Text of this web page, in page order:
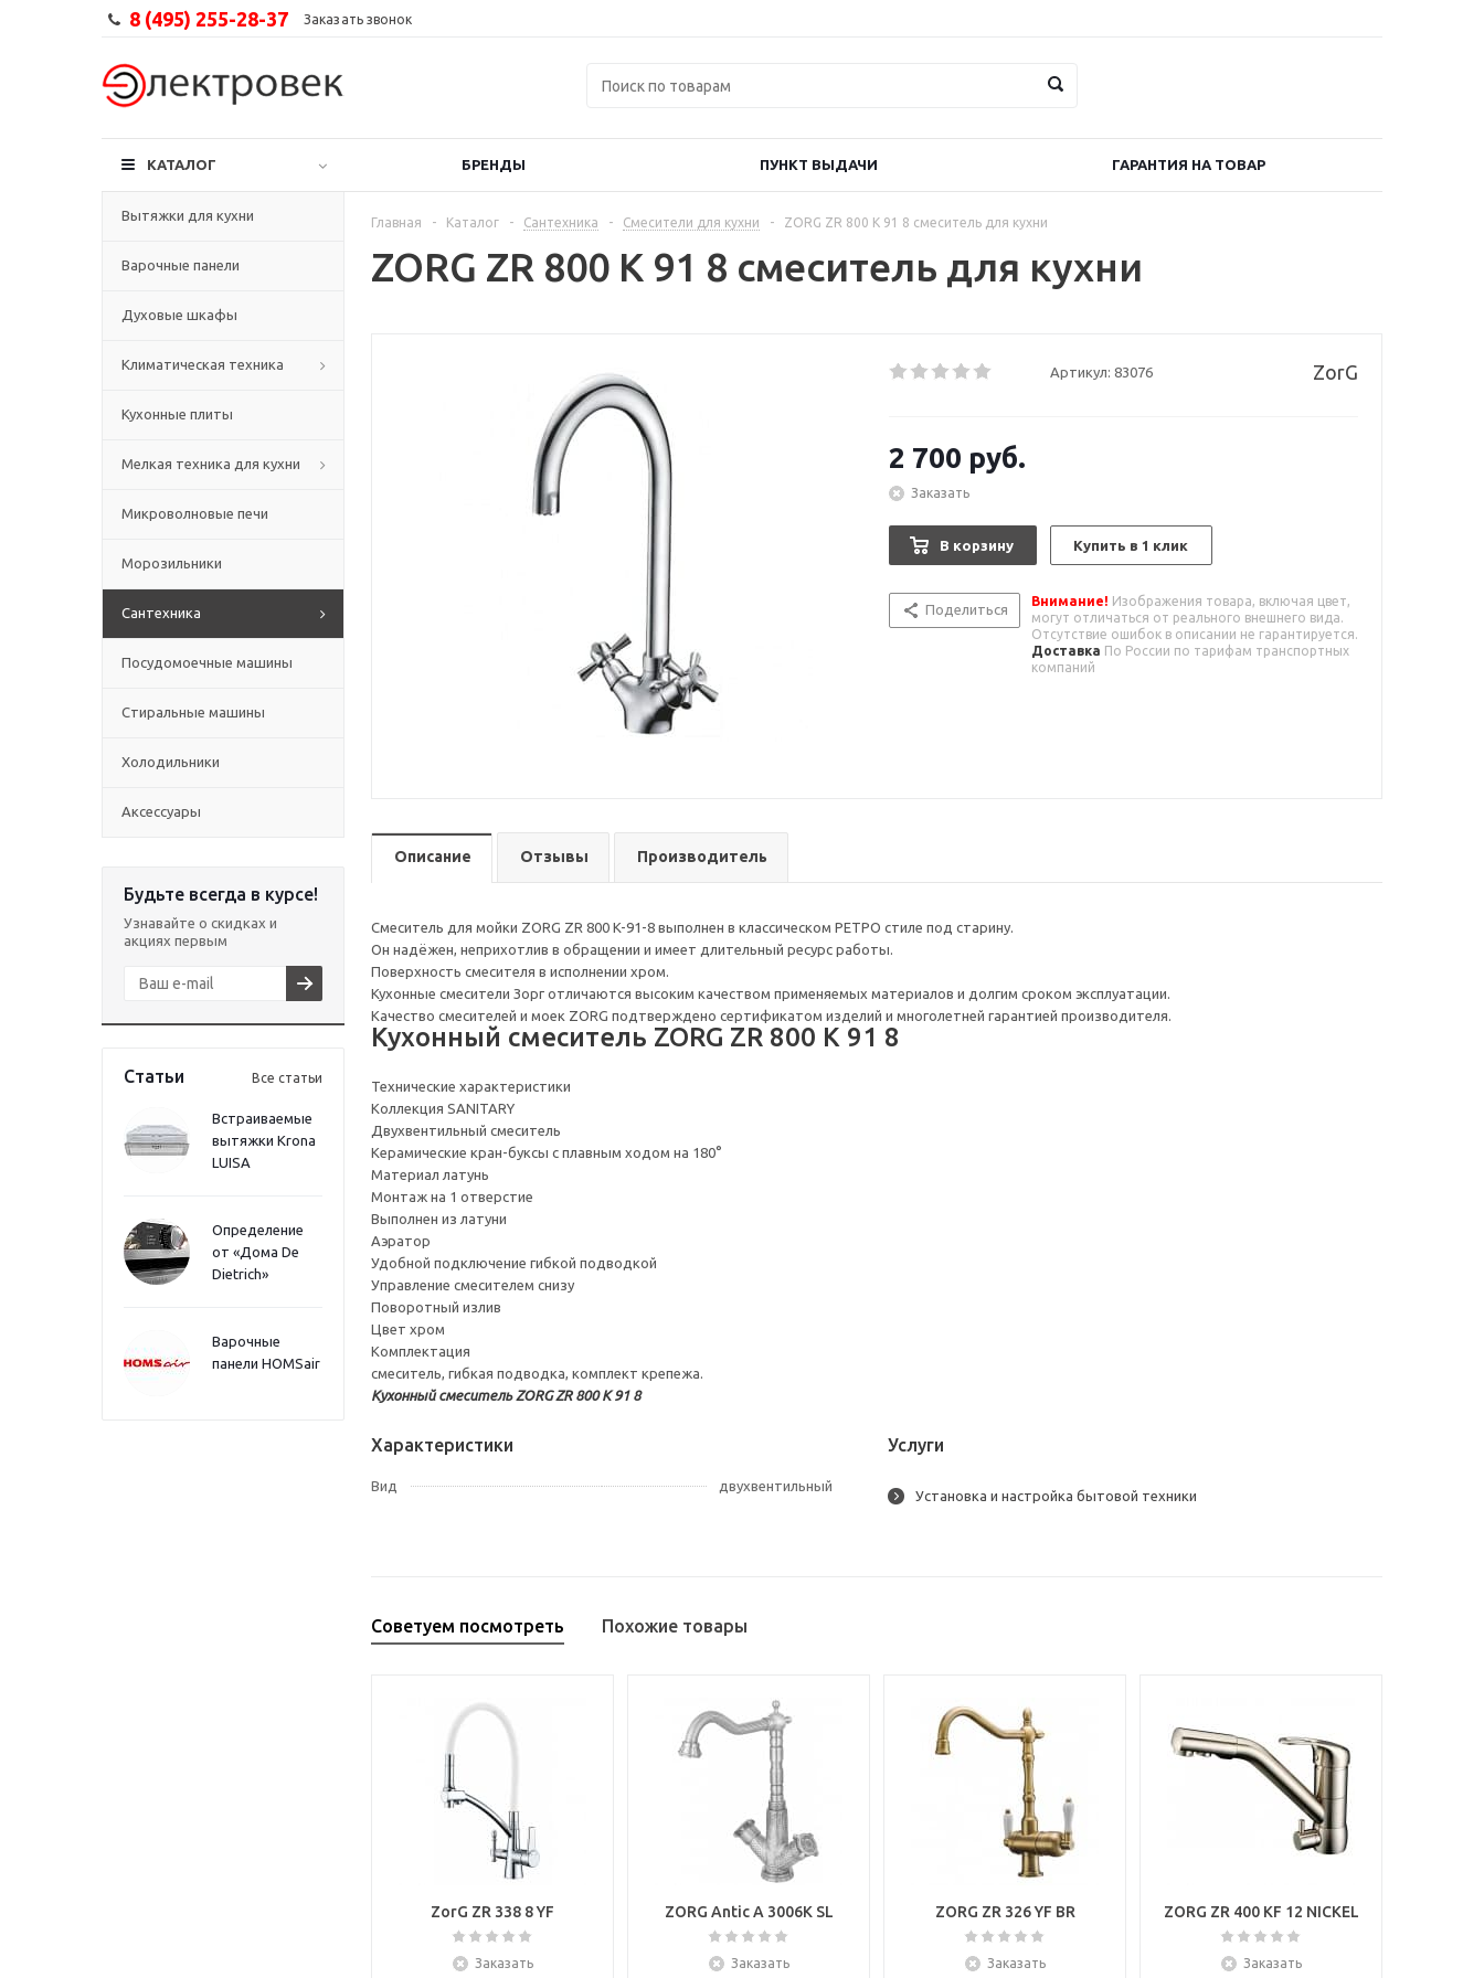
8 (495) 255-28-37 Заказать звонок
КАТАЛОГ БРЕНДЫ ПУНКТ ВЫДАЧИ ГАРАНТИЯ НА ТОВАР
Вытяжки для кухни
Варочные панели
Духовые шкафы
Климатическая техника
Кухонные плиты
Мелкая техника для кухни
Микроволновые печи
Морозильники
Сантехника
Посудомоечные машины
Стиральные машины
Холодильники
Аксессуары
Будьте всегда в курсе!
Узнавайте о скидках и
акциях первым
Статьи Все статьи
Встраиваемые
вытяжки Krona
LUISA
Определение
от «Дома De
Dietrich»
Варочные
панели HOMSair
Главная - Каталог - Сантехника - Смесители для кухни - ZORG ZR 800 K 91 8 смеситель для кухни
ZORG ZR 800 K 91 8 смеситель для кухни
Артикул: 83076 ZorG
2 700 руб.
Заказать
В корзину Купить в 1 клик
Поделиться
Внимание! Изображения товара, включая цвет,
могут отличаться от реального внешнего вида.
Отсутствие ошибок в описании не гарантируется.
Доставка По России по тарифам транспортных
компаний
Описание Отзывы Производитель
Смеситель для мойки ZORG ZR 800 K-91-8 выполнен в классическом РЕТРО стиле под старину.
Он надёжен, неприхотлив в обращении и имеет длительный ресурс работы.
Поверхность смесителя в исполнении хром.
Кухонные смесители Зорг отличаются высоким качеством применяемых материалов и долгим сроком эксплуатации.
Качество смесителей и моек ZORG подтверждено сертификатом изделий и многолетней гарантией производителя.
Кухонный смеситель ZORG ZR 800 K 91 8
Технические характеристики
Коллекция SANITARY
Двухвентильный смеситель
Керамические кран-буксы с плавным ходом на 180°
Материал латунь
Монтаж на 1 отверстие
Выполнен из латуни
Аэратор
Удобной подключение гибкой подводкой
Управление смесителем снизу
Поворотный излив
Цвет хром
Комплектация
смеситель, гибкая подводка, комплект крепежа.
Кухонный смеситель ZORG ZR 800 K 91 8
Характеристики
Вид двухвентильный
Услуги
Установка и настройка бытовой техники
Советуем посмотреть Похожие товары
ZorG ZR 338 8 YF
Заказать
ZORG Antic A 3006K SL
Заказать
ZORG ZR 326 YF BR
Заказать
ZORG ZR 400 KF 12 NICKEL
Заказать